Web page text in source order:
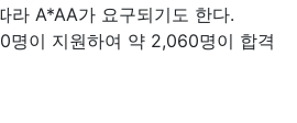
라 A*AA가 요구되기도 한다.
이 지원하여 약 2,060명이 합격